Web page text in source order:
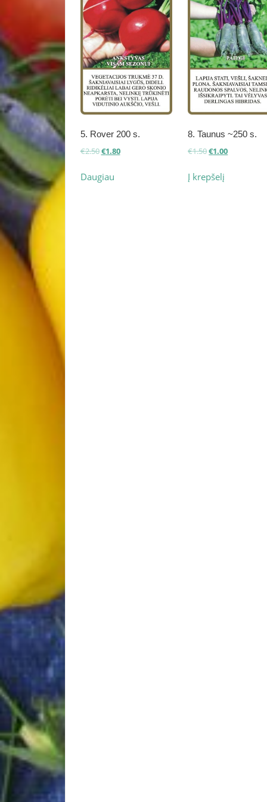
5. Rover 200 s.
€2.50Original
was:
€2.50.
€1.80Current
Daugiau
8. Taunus ~250 s.
€1.50Original
was:
€1.00Current
Į krepšelį